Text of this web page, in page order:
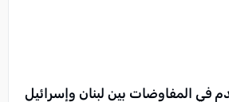
في المفاوضات بين لبنان وإسرائيل